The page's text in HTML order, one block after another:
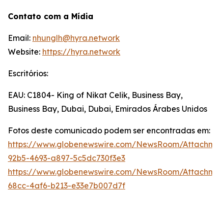
Contato com a Mídia
Email: nhunglh@hyra.network
Website: https://hyra.network
Escritórios:
EAU: C1804- King of Nikat Celik, Business Bay,
Business Bay, Dubai, Dubai, Emirados Árabes Unidos
Fotos deste comunicado podem ser encontradas em:
https://www.globenewswire.com/NewsRoom/
92b5-4693-a897-5c5dc730f3e3
https://www.globenewswire.com/NewsRoom/
68cc-4af6-b213-e33e7b007d7f